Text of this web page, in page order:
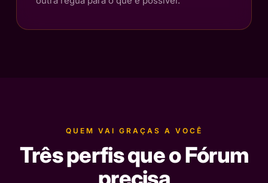
QUEM VAI GRAÇAS A VOCÊ
Três perfis que o Fórum